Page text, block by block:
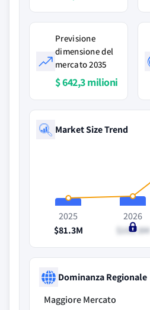
Previsione
dimensione del
mercato 2035
$ 642,3 milioni
Market Size Trend
2025
$81.3M
2026
$102.8M
Dominanza Regionale
Maggiore Mercato